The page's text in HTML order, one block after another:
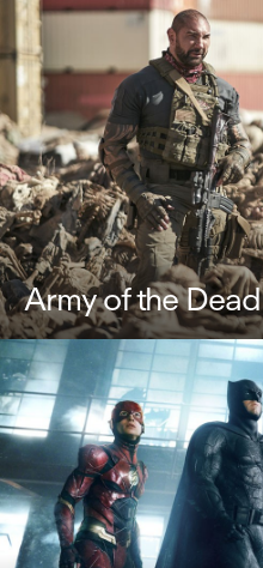
Army of the Dead